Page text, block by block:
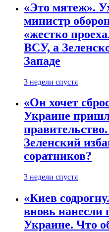
«Это мятеж».
министр
«жестко
ВСУ, а
Западе
3 недели спустя
«Он хочет
Украине
Зеленский
соратников?
3 недели спустя
«Киев
вновь нанесли
Украине. Что